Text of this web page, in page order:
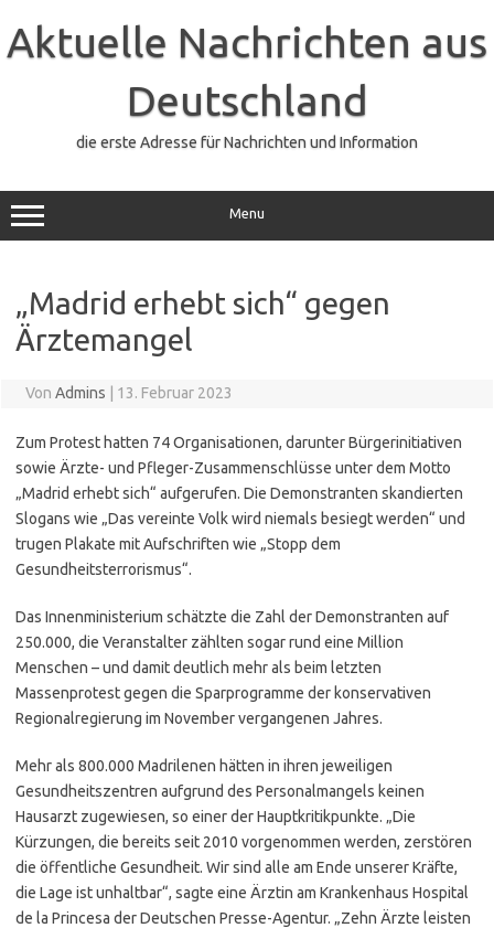
springen
Aktuelle Nachrichten aus
Deutschland
die erste Adresse für Nachrichten und Information
Menu
„Madrid erhebt sich“ gegen
Ärztemangel
Von Admins 13. Februar 2023
Zum Protest hatten 74 Organisationen, darunter Bürgerinitiativen
sowie Ärzte- und Pfleger-Zusammenschlüsse unter dem Motto
„Madrid erhebt sich“ aufgerufen. Die Demonstranten skandierten
Slogans wie „Das vereinte Volk wird niemals besiegt werden“ und
trugen Plakate mit Aufschriften wie „Stopp dem
Gesundheitsterrorismus“.
Das Innenministerium schätzte die Zahl der Demonstranten auf
250.000, die Veranstalter zählten sogar rund eine Million
Menschen – und damit deutlich mehr als beim letzten
Massenprotest gegen die Sparprogramme der konservativen
Regionalregierung im November vergangenen Jahres.
Mehr als 800.000 Madrilenen hätten in ihren jeweiligen
Gesundheitszentren aufgrund des Personalmangels keinen
Hausarzt zugewiesen, so einer der Hauptkritikpunkte. „Die
Kürzungen, die bereits seit 2010 vorgenommen werden, zerstören
die öffentliche Gesundheit. Wir sind alle am Ende unserer Kräfte,
die Lage ist unhaltbar“, sagte eine Ärztin am Krankenhaus Hospital
de la Princesa der Deutschen Presse-Agentur. „Zehn Ärzte leisten